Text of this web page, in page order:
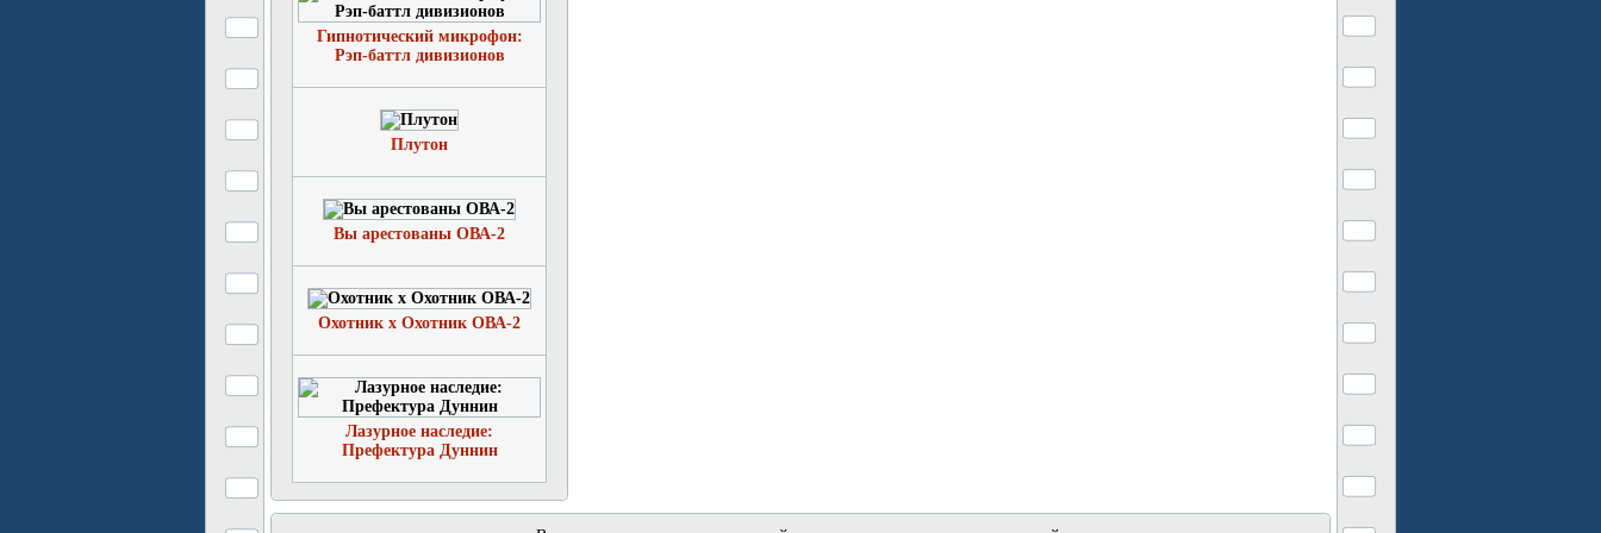
Гипнотический микрофон:
Рэп-баттл дивизионов
Плутон
Вы арестованы ОВА-2
Охотник х Охотник ОВА-2
Лазурное наследие:
Префектура Дуннин